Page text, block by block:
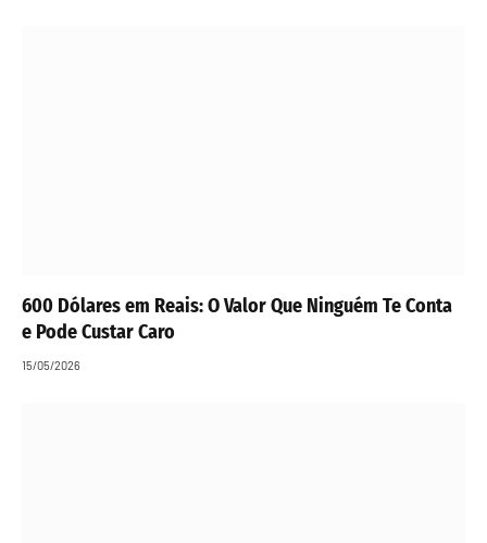
600 Dólares em Reais: O Valor Que Ninguém Te Conta
e Pode Custar Caro
15/05/2026